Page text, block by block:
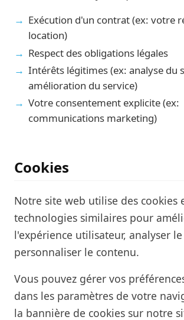
Exécution d'un contrat (ex: votre
location)
Respect des obligations légales
Intérêts légitimes (ex: analyse du
amélioration du service)
Votre consentement explicite (ex:
communications marketing)
Cookies
Notre site web utilise des cookies
technologies similaires pour
l'expérience utilisateur, analyser
personnaliser le contenu.
Vous pouvez gérer vos
dans les paramètres de votre
la bannière de cookies sur notre